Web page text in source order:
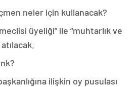
neler için kullanacak?
üyeliği” ile “muhtarlık ve
ilişkin oy pusulası